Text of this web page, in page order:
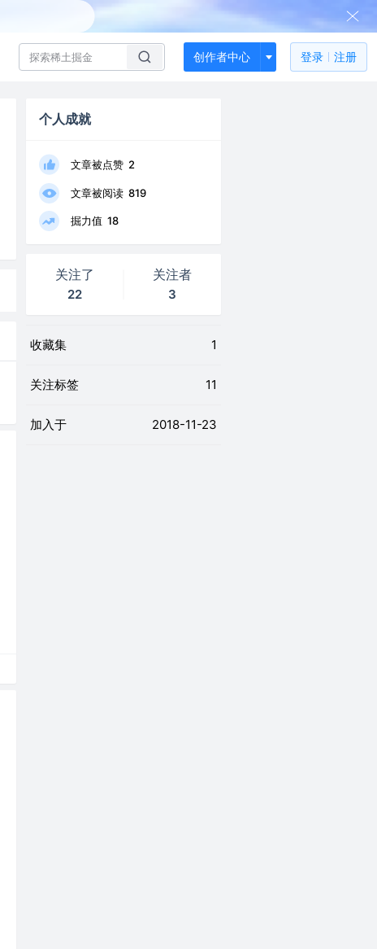
创作者中心 登录 注册
个人成就
文章被点赞 2
文章被阅读 819
掘力值 18
关注了
22
关注者
3
收藏集 1
关注标签 11
加入于 2018-11-23